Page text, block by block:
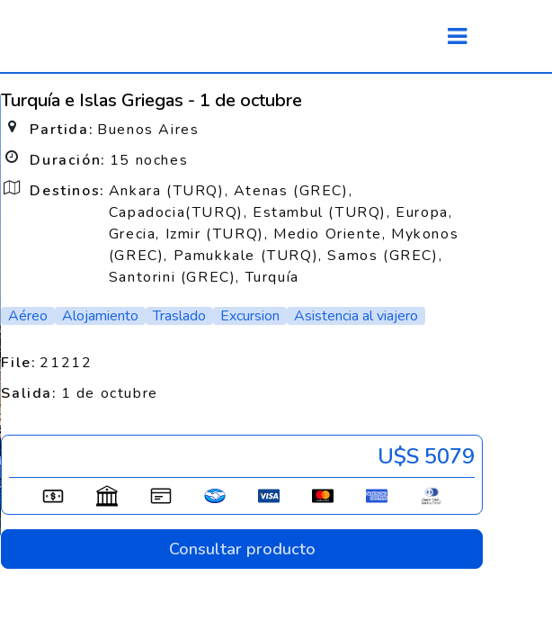
Turquía e Islas Griegas - 1 de octubre
Partida: Buenos Aires
Duración: 15 noches
Destinos: Ankara (TURQ), Atenas (GREC),
Capadocia(TURQ), Estambul (TURQ), Europa,
Grecia, Izmir (TURQ), Medio Oriente, Mykonos
(GREC), Pamukkale (TURQ), Samos (GREC),
Santorini (GREC), Turquía
Aéreo
Alojamiento Traslado Excursion Asistencia al viajero
File: 21212
Salida: 1 de octubre
U$s 5079
Consultar producto